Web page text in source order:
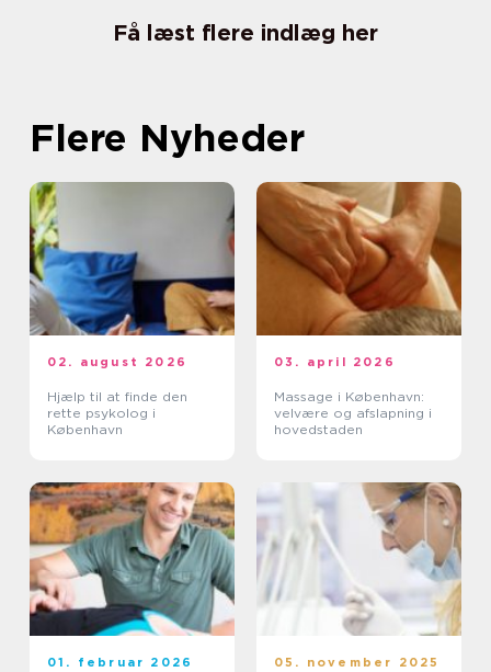
Få læst flere indlæg her
Flere Nyheder
02. august 2026
Hjælp til at finde den
rette psykolog i
København
03. april 2026
Massage i København:
velvære og afslapning i
hovedstaden
01. februar 2026 05. november 2025